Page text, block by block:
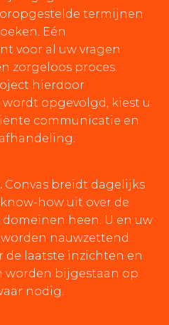
termijnen
Eén
voor al uw vragen
zorgeloos proces.
hierdoor
opgevolgd, kiest u
communicatie en
Convas breidt dagelijks
how uit over de
heen. U en uw
nauwzettend
de laatste inzichten en
worden bijgestaan op
nodig.